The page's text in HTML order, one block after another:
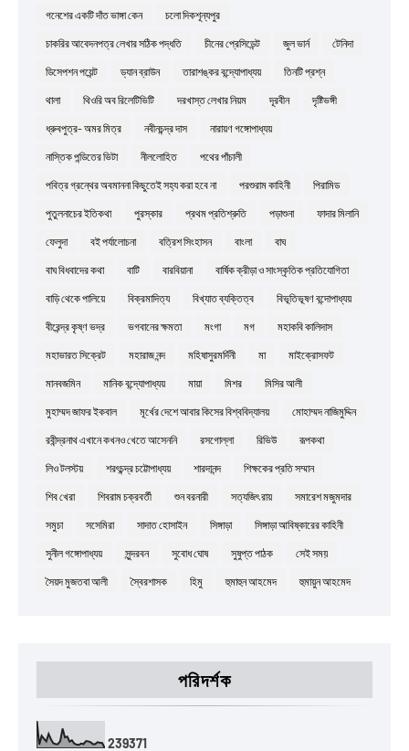
গনেশের একটি দাঁত ভাঙ্গা কেন চলো দিকশূন্যপুর
চাকরির আবেদনপত্র লেখার সঠিক পদ্ধতি চীনের প্রেসিডেন্ট জুল ভার্ন টেনিদা
ডিসেপশন পয়েন্ট ড্যান ব্রাউন তারাশঙ্কর বন্দ্যোপাধ্যয় তিনটি প্রশ্ন
থালা থিওরি অব রিলেটিভিটি দরখাস্ত লেখার নিয়ম দূরবীন দৃষ্টিভঙ্গী
ধ্রুবপুত্র- অমর মিত্র নবীনচন্দ্র দাস নারায়ণ গঙ্গোপাধ্যয়
নাস্তিক পন্ডিতের ভিটা নীললোহিত পথের পাঁচালী
পবিত্র গ্রন্থের অবমাননা কিছুতেই সহ্য করা হবে না পরশুরাম কাহিনী পিরামিড
পুতুলনাচের ইতিকথা পুরস্কার প্রথম প্রতিশ্রুতি পড়াশুনা ফাদার মিলানি
ফেলুদা বই পর্যালোচনা বত্রিশ সিংহাসন বাংলা বাঘ
বাঘ বিধবাদের কথা বাটি বারবিয়ানা বার্ষিক ক্রীড়া ও সাংস্কৃতিক প্রতিযোগিতা
বাড়ি থেকে পালিয়ে বিক্রমাদিত্য বিখ্যাত ব্যক্তিত্ব বিভূতিভূষণ বন্দোপাধ্যয়
বীরেন্দ্র কৃষ্ণ ভদ্র ভগবানের ক্ষমতা মংগা মগ মহাকবি কালিদাস
মহাভারত সিক্রেট মহারাজ নন্দ মহিষাসুরমর্দিনী মা মাইক্রোসফট
মানবজমিন মানিক বন্দ্যোপাধ্যয় মায়া মিশর মিসির আলী
মুহাম্মদ জাফর ইকবাল মূর্খের দেশে আবার কিসের বিশ্ববিদ্যালয় মোহাম্মদ নাজিমুদ্দিন
রবীন্দ্রনাথ এখানে কখনও খেতে আসেননি রসগোল্লা রিভিউ রূপকথা
লিও টলস্টয় শরৎচন্দ্র চট্টোপাধ্যয় শারদানন্দ শিক্ষকের প্রতি সম্মান
শিব খেরা শিবরাম চক্রবর্তী শুন বরনারী সত্যজিৎ রায় সমারেশ মজুমদার
সমুচা সসেমিরা সাদাত হোসাইন সিঙ্গাড়া সিঙ্গাড়া আবিষ্কারের কাহিনী
সুনীল গঙ্গোপাধ্যয় সুন্দরবন সুবোধ ঘোষ সুষুপ্ত পাঠক সেই সময়
সৈয়দ মুজতবা আলী স্বৈরশাসক হিমু হুমাহুন আহমেদ হুমায়ুন আহমেদ
পরিদর্শক
239371